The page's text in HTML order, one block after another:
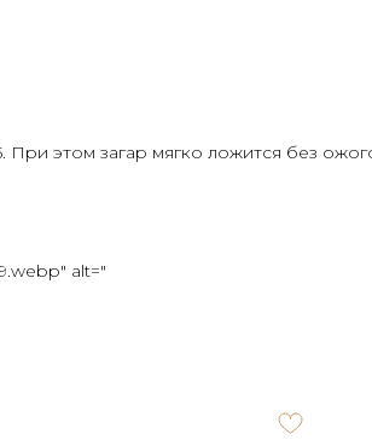
При этом загар мягко ложится без
alt="